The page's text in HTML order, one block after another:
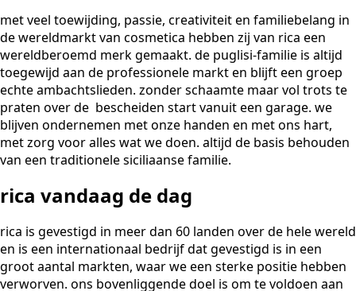
met veel toewijding, passie, creativiteit en familiebelang in
de wereldmarkt van cosmetica hebben zij van rica een
wereldberoemd merk gemaakt. de puglisi-familie is altijd
toegewijd aan de professionele markt en blijft een groep
echte ambachtslieden. zonder schaamte maar vol trots te
praten over de bescheiden start vanuit een garage. we
blijven ondernemen met onze handen en met ons hart,
met zorg voor alles wat we doen. altijd de basis behouden
van een traditionele siciliaanse familie.
rica vandaag de dag
rica is gevestigd in meer dan 60 landen over de hele wereld
en is een internationaal bedrijf dat gevestigd is in een
groot aantal markten, waar we een sterke positie hebben
verworven. ons bovenliggende doel is om te voldoen aan